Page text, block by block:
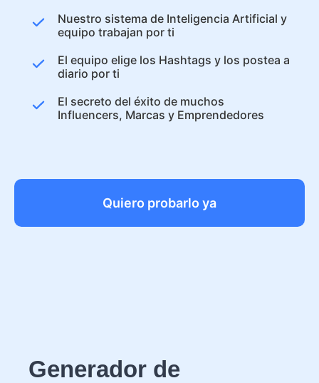
Nuestro sistema de Inteligencia Artificial y
equipo trabajan por ti
El equipo elige los Hashtags y los postea a
diario por ti
El secreto del éxito de muchos
Influencers, Marcas y Emprendedores
Quiero probarlo ya
Generador de